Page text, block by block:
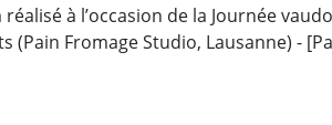
à l’occasion de la Journée
(Pain Fromage Studio, Lausanne) -